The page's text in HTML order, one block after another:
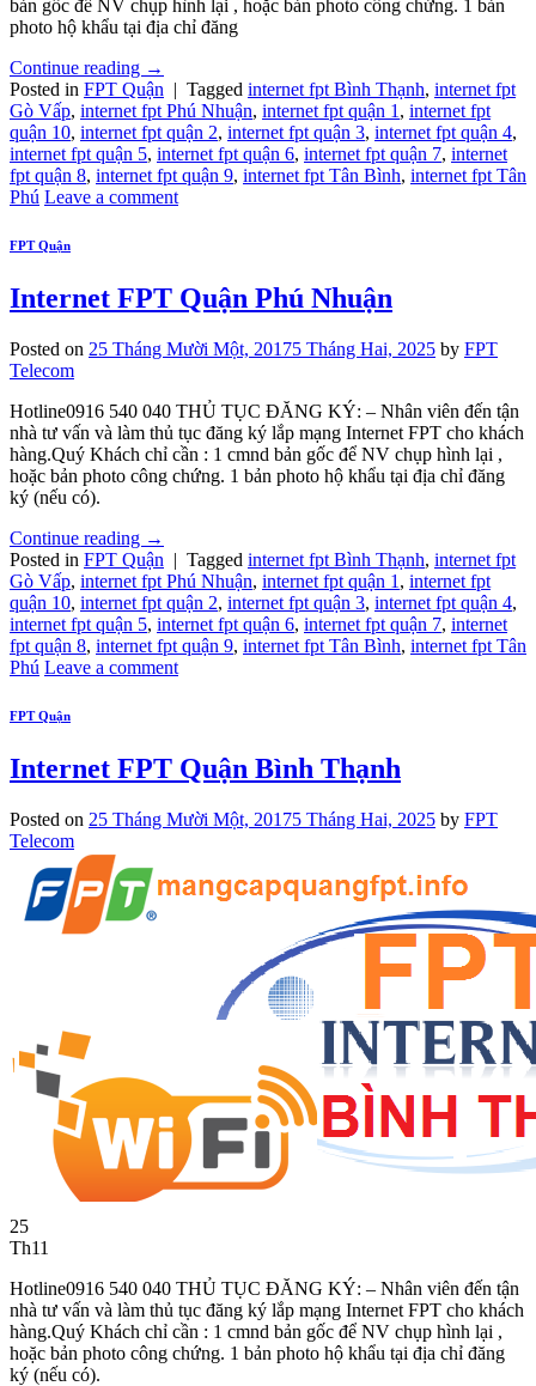
bản gốc để NV chụp hình lại , hoặc bản photo công chứng. 1 bản
photo hộ khẩu tại địa chỉ đăng
Continue reading →
Posted in FPT Quận | Tagged internet fpt Bình Thạnh, internet fpt
Gò Vấp, internet fpt Phú Nhuận, internet fpt quận 1 , internet fpt
quận 10, internet fpt quận 2, internet fpt quận 3, internet fpt quận 4,
internet fpt quận 5, internet fpt quận 6, internet fpt quận 7, internet
fpt quận 8, internet fpt quận 9, internet fpt Tân Bình, internet fpt Tân
Phú Leave a comment
FPT Quận
Internet FPT Quận Phú Nhuận
Posted on 25 Tháng Mười Một, 20175 Tháng Hai, 2025 by FPT
Telecom
Hotline0916 540 040 THỦ TỤC ĐĂNG KÝ: – Nhân viên đến tận
nhà tư vấn và làm thủ tục đăng ký lắp mạng Internet FPT cho khách
hàng.Quý Khách chỉ cần : 1 cmnd bản gốc để NV chụp hình lại ,
hoặc bản photo công chứng. 1 bản photo hộ khẩu tại địa chỉ đăng
ký (nếu có).
Continue reading →
Posted in FPT Quận | Tagged internet fpt Bình Thạnh, internet fpt
Gò Vấp, internet fpt Phú Nhuận, internet fpt quận 1 , internet fpt
quận 10, internet fpt quận 2, internet fpt quận 3, internet fpt quận 4,
internet fpt quận 5, internet fpt quận 6, internet fpt quận 7, internet
fpt quận 8, internet fpt quận 9, internet fpt Tân Bình, internet fpt Tân
Phú Leave a comment
FPT Quận
Internet FPT Quận Bình Thạnh
Posted on 25 Tháng Mười Một, 20175 Tháng Hai, 2025 by FPT
Telecom
25
Th11
Hotline0916 540 040 THỦ TỤC ĐĂNG KÝ: – Nhân viên đến tận
nhà tư vấn và làm thủ tục đăng ký lắp mạng Internet FPT cho khách
hàng.Quý Khách chỉ cần : 1 cmnd bản gốc để NV chụp hình lại ,
hoặc bản photo công chứng. 1 bản photo hộ khẩu tại địa chỉ đăng
ký (nếu có).